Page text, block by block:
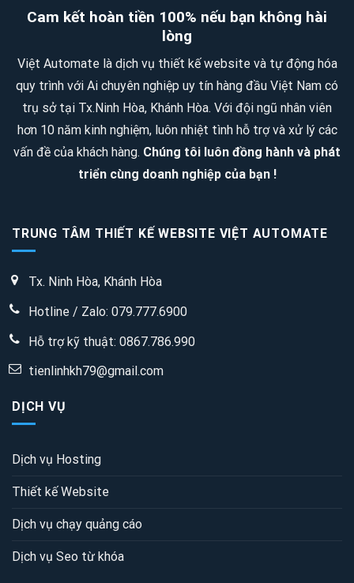
2
–
4
SAO
Patin
ăn,
Cam kết hoàn tiền 100% nếu bạn không hài
lòng
Việt Automate là dịch vụ thiết kế website và tự động hóa
quy trình với Ai chuyên nghiệp uy tín hàng đầu Việt Nam có
trụ sở tại Tx.Ninh Hòa, Khánh Hòa. Với đội ngũ nhân viên
hơn 10 năm kinh nghiệm, luôn nhiệt tình hỗ trợ và xử lý các
vấn đề của khách hàng. Chúng tôi luôn đồng hành và phát
triển cùng doanh nghiệp của bạn !
TRUNG TÂM THIẾT KẾ WEBSITE VIỆT AUTOMATE
Tx. Ninh Hòa, Khánh Hòa
Hotline / Zalo: 079.777.6900
Hỗ trợ kỹ thuật: 0867.786.990
tienlinhkh79@gmail.com
DỊCH VỤ
Dịch vụ Hosting
Thiết kế Website
Dịch vụ chạy quảng cáo
Dịch vụ Seo từ khóa